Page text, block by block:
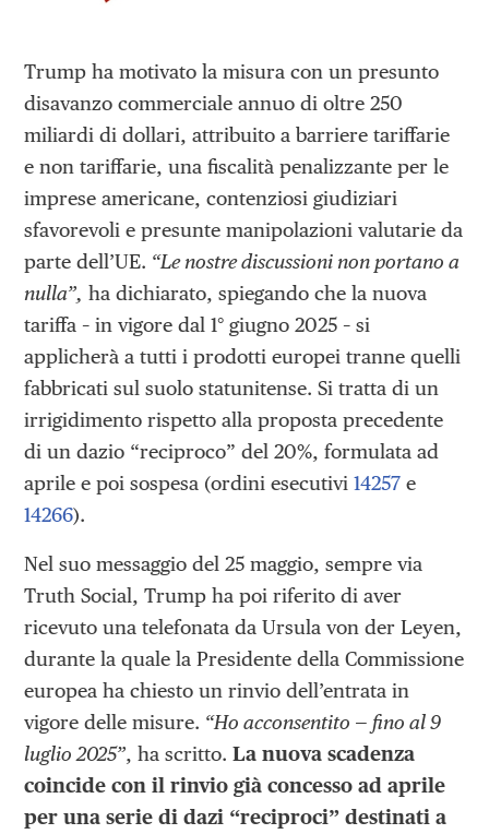
Trump ha motivato la misura con un presunto
disavanzo commerciale annuo di oltre 250
miliardi di dollari, attribuito a barriere tariffarie
e non tariffarie, una fiscalità penalizzante per le
imprese americane, contenziosi giudiziari
sfavorevoli e presunte manipolazioni valutarie da
parte dell’UE. “Le nostre discussioni non portano a
nulla”, ha dichiarato, spiegando che la nuova
tariffa – in vigore dal 1° giugno 2025 – si
applicherà a tutti i prodotti europei tranne quelli
fabbricati sul suolo statunitense. Si tratta di un
irrigidimento rispetto alla proposta precedente
di un dazio “reciproco” del 20%, formulata ad
aprile e poi sospesa (ordini esecutivi14257 e
14266).
Nel suo messaggio del 25 maggio, sempre via
Truth Social, Trump ha poi riferito di aver
ricevuto una telefonata da Ursula von der Leyen,
durante la quale la Presidente della Commissione
europea ha chiesto un rinvio dell’entrata in
vigore delle misure. “Ho acconsentito — fino al 9
luglio 2025”, ha scritto.La nuova scadenza
coincide con il rinvio già concesso ad aprile
per una serie di dazi “reciproci” destinati a